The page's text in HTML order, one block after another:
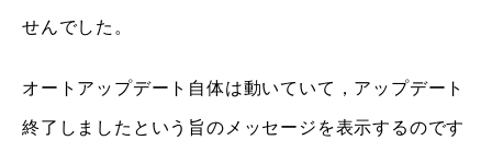
せんでした。
オートアップデート自体は動いていて，アップデート
終了しましたという旨のメッセージを表示するのです